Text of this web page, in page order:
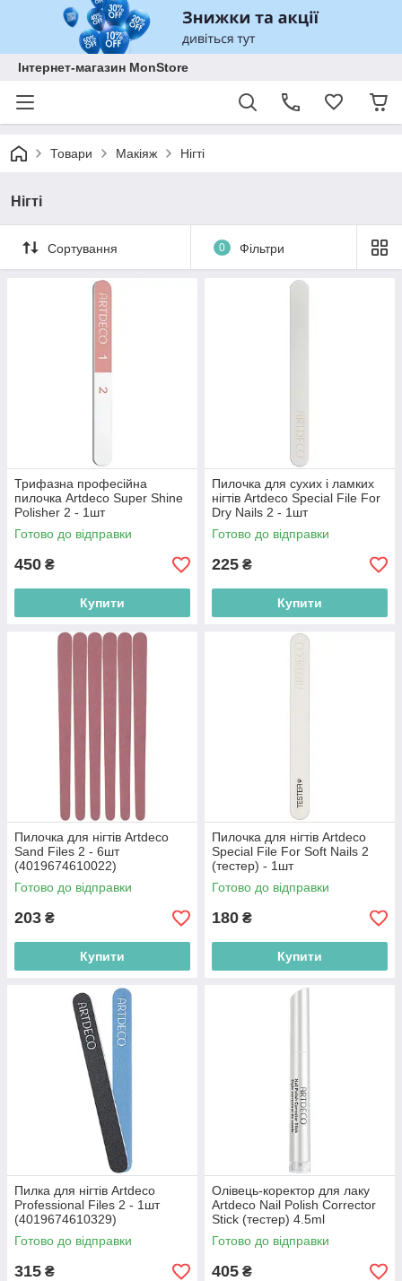
Інтернет-магазин MonStore
Товари Макіяж Нігті
Нігті
Сортування 0 Фільтри
Трифазна професійна
пилочка Artdeco Super Shine
Polisher 2 - 1шт
(4019674610824)
Готово до відправки
450 ₴
Купити
Пилочка для сухих і ламких
нігтів Artdeco Special File For
Dry Nails 2 - 1шт
(4019674611920)
Готово до відправки
225 ₴
Купити
Пилочка для нігтів Artdeco
Sand Files 2 - 6шт
(4019674610022)
Готово до відправки
203 ₴
Купити
Пилочка для нігтів Artdeco
Special File For Soft Nails 2
(тестер) - 1шт
(4052136019230)
Готово до відправки
180 ₴
Купити
Пилка для нігтів Artdeco
Professional Files 2 - 1шт
(4019674610329)
Готово до відправки
315 ₴
Олівець-коректор для лаку
Artdeco Nail Polish Corrector
Stick (тестер) 4.5ml
(4052136019353)
Готово до відправки
405 ₴